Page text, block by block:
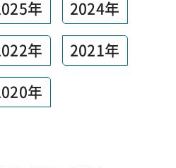
年 2024年
年 2021年
年